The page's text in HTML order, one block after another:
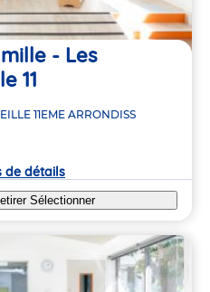
- Les
11
11EME ARRONDISS
de détails
Sélectionner